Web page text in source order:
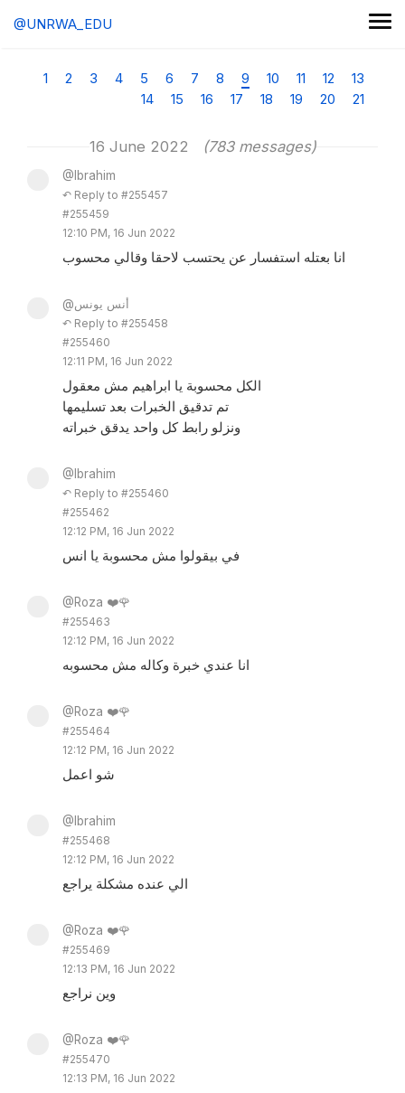
@UNRWA_EDU
1 2 3 4 5 6 7 8 9 10 11 12
13
14
15 16 17 18 19 20 21
16 June 2022 (783 messages)
@Ibrahim
↶ Reply to #255457
#255459
12:10 PM, 16 Jun 2022
انا بعتله استفسار عن يحتسب لاحقا وقالي محسوب
@أنس يونس
↶ Reply to #255458
#255460
12:11 PM, 16 Jun 2022
الكل محسوبة يا ابراهيم مش معقول
تم تدقيق الخبرات بعد تسليمها
ونزلو رابط كل واحد يدقق خبراته
@Ibrahim
↶ Reply to #255460
#255462
12:12 PM, 16 Jun 2022
في بيقولوا مش محسوبة يا انس
@Roza ❤️🌹
#255463
12:12 PM, 16 Jun 2022
انا عندي خبرة وكاله مش محسوبه
@Roza ❤️🌹
#255464
12:12 PM, 16 Jun 2022
شو اعمل
@Ibrahim
#255468
12:12 PM, 16 Jun 2022
الي عنده مشكلة يراجع
@Roza ❤️🌹
#255469
12:13 PM, 16 Jun 2022
وين نراجع
@Roza ❤️🌹
#255470
12:13 PM, 16 Jun 2022